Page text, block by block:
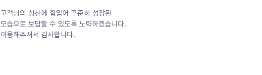
고객님의 칭찬에 힘입어 꾸준히 성장된
모습으로 보답할 수 있도록 노력하겠습니다.
이용해주셔서 감사합니다.